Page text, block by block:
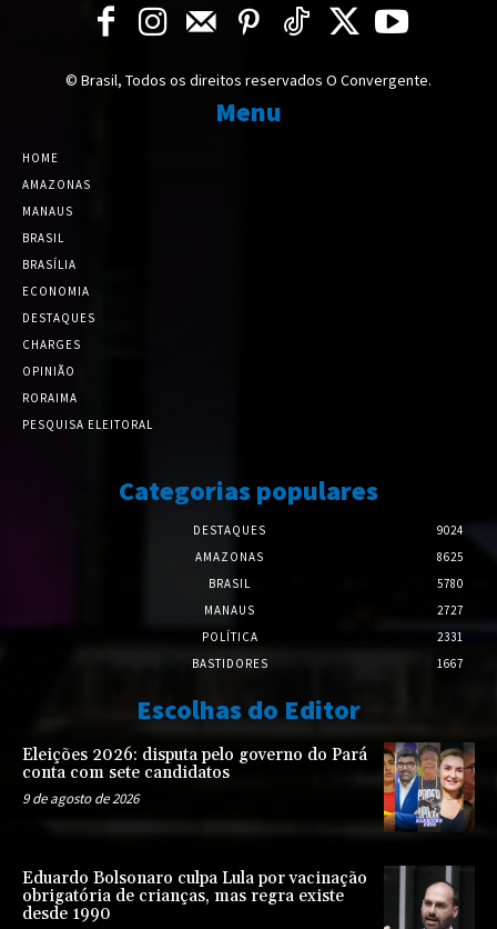
© Brasil, Todos os direitos reservados O Convergente.
Menu
HOME
AMAZONAS
MANAUS
BRASIL
BRASÍLIA
ECONOMIA
DESTAQUES
CHARGES
OPINIÃO
RORAIMA
PESQUISA ELEITORAL
Categorias populares
DESTAQUES
9024
AMAZONAS
8625
BRASIL
5780
MANAUS
2727
POLÍTICA
2331
BASTIDORES
1667
Escolhas do Editor
Eleições 2026: disputa pelo governo do Pará
conta com sete candidatos
9 de agosto de 2026
Eduardo Bolsonaro culpa Lula por vacinação
obrigatória de crianças, mas regra existe
desde 1990